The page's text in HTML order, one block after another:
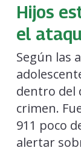
Hijos
el
Según las
dentro del
crimen.
911 poco
alertar